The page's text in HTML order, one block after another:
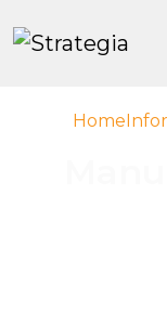
Home